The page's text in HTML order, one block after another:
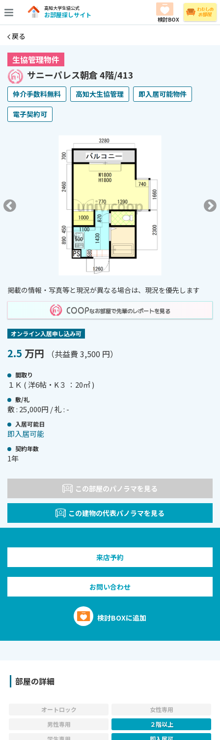
高知大学生協公式
お部屋探しサイト
検討BOX
戻る
生協管理物件
サニーパレス朝倉 4階/413
仲介手数料無料 高知大生協管理 即入居可能物件
電子契約可
掲載の情報・写真等と現況が異なる場合は、現況を優先します
COOPなお部屋で先輩のレポートを見る
オンライン⼊居申し込み可
2.5 万円 （共益費 3,500 円）
間取り
１Ｋ ( 洋6帖・K３ ：20㎡ )
敷/礼
敷 : 25,000円 / 礼 : -
⼊居可能⽇
即入居可能
契約年数
1年
この部屋のパノラマを見る
この建物の代表パノラマを見る
来店予約
お問い合わせ
検討BOXに追加
部屋の詳細
オートロック
女性専用
男性専用
２階以上